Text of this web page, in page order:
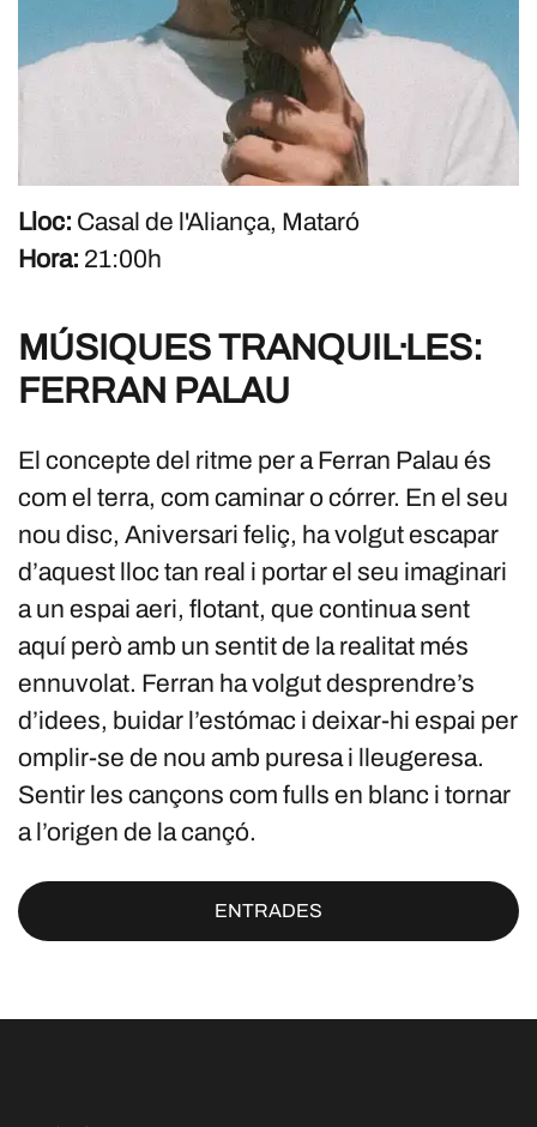
Lloc: Casal de l'Aliança, Mataró
Hora: 21:00h
MÚSIQUES TRANQUIL·LES:
FERRAN PALAU
El concepte del ritme per a Ferran Palau és
com el terra, com caminar o córrer. En el seu
nou disc, Aniversari feliç, ha volgut escapar
d’aquest lloc tan real i portar el seu imaginari
a un espai aeri, flotant, que continua sent
aquí però amb un sentit de la realitat més
ennuvolat. Ferran ha volgut desprendre’s
d’idees, buidar l’estómac i deixar-hi espai per
omplir-se de nou amb puresa i lleugeresa.
Sentir les cançons com fulls en blanc i tornar
a l’origen de la cançó.
ENTRADES